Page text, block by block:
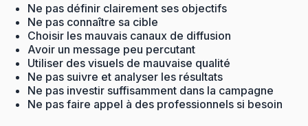
Ne pas définir clairement ses objectifs
Ne pas connaître sa cible
Choisir les mauvais canaux de diffusion
Avoir un message peu percutant
Utiliser des visuels de mauvaise qualité
Ne pas suivre et analyser les résultats
Ne pas investir suffisamment dans la campagne
Ne pas faire appel à des professionnels si besoin